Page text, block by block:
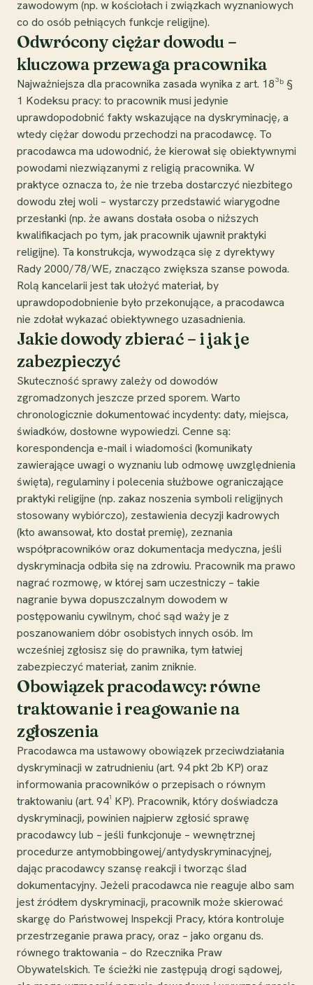
zawodowym (np. w kościołach i związkach wyznaniowych
co do osób pełniących funkcje religijne).
Odwrócony ciężar dowodu –
kluczowa przewaga pracownika
Najważniejsza dla pracownika zasada wynika z art. 18³ᵇ §
1 Kodeksu pracy: to pracownik musi jedynie
uprawdopodobnić fakty wskazujące na dyskryminację, a
wtedy ciężar dowodu przechodzi na pracodawcę. To
pracodawca ma udowodnić, że kierował się obiektywnymi
powodami niezwiązanymi z religią pracownika. W
praktyce oznacza to, że nie trzeba dostarczyć niezbitego
dowodu złej woli – wystarczy przedstawić wiarygodne
przesłanki (np. że awans dostała osoba o niższych
kwalifikacjach po tym, jak pracownik ujawnił praktyki
religijne). Ta konstrukcja, wywodząca się z dyrektywy
Rady 2000/78/WE, znacząco zwiększa szanse powoda.
Rolą kancelarii jest tak ułożyć materiał, by
uprawdopodobnienie było przekonujące, a pracodawca
nie zdołał wykazać obiektywnego uzasadnienia.
Jakie dowody zbierać – i jak je
zabezpieczyć
Skuteczność sprawy zależy od dowodów
zgromadzonych jeszcze przed sporem. Warto
chronologicznie dokumentować incydenty: daty, miejsca,
świadków, dosłowne wypowiedzi. Cenne są:
korespondencja e-mail i wiadomości (komunikaty
zawierające uwagi o wyznaniu lub odmowę uwzględnienia
święta), regulaminy i polecenia służbowe ograniczające
praktyki religijne (np. zakaz noszenia symboli religijnych
stosowany wybiórczo), zestawienia decyzji kadrowych
(kto awansował, kto dostał premię), zeznania
współpracowników oraz dokumentacja medyczna, jeśli
dyskryminacja odbiła się na zdrowiu. Pracownik ma prawo
nagrać rozmowę, w której sam uczestniczy – takie
nagranie bywa dopuszczalnym dowodem w
postępowaniu cywilnym, choć sąd waży je z
poszanowaniem dóbr osobistych innych osób. Im
wcześniej zgłosisz się do prawnika, tym łatwiej
zabezpieczyć materiał, zanim zniknie.
Obowiązek pracodawcy: równe
traktowanie i reagowanie na
zgłoszenia
Pracodawca ma ustawowy obowiązek przeciwdziałania
dyskryminacji w zatrudnieniu (art. 94 pkt 2b KP) oraz
informowania pracowników o przepisach o równym
traktowaniu (art. 94¹ KP). Pracownik, który doświadcza
dyskryminacji, powinien najpierw zgłosić sprawę
pracodawcy lub – jeśli funkcjonuje – wewnętrznej
procedurze antymobbingowej/antydyskryminacyjnej,
dając pracodawcy szansę reakcji i tworząc ślad
dokumentacyjny. Jeżeli pracodawca nie reaguje albo sam
jest źródłem dyskryminacji, pracownik może skierować
skargę do Państwowej Inspekcji Pracy, która kontroluje
przestrzeganie prawa pracy, oraz – jako organu ds.
równego traktowania – do Rzecznika Praw
Obywatelskich. Te ścieżki nie zastępują drogi sądowej,